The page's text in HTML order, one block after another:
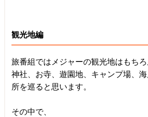
観光地編
旅番組ではメジャーの観光地はもち
神社、お寺、遊園地、キャンプ場、
所を巡ると思います。
その中で、